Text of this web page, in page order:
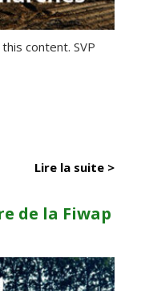
content. SVP
Lire la suite >
de la Fiwap